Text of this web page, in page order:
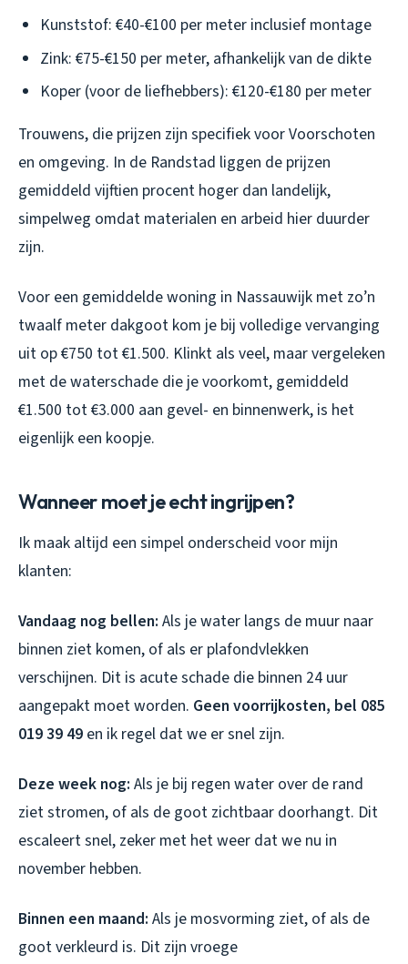
Kunststof: €40-€100 per meter inclusief montage
Zink: €75-€150 per meter, afhankelijk van de dikte
Koper (voor de liefhebbers): €120-€180 per meter
Trouwens, die prijzen zijn specifiek voor Voorschoten
en omgeving. In de Randstad liggen de prijzen
gemiddeld vijftien procent hoger dan landelijk,
simpelweg omdat materialen en arbeid hier duurder
zijn.
Voor een gemiddelde woning in Nassauwijk met zo’n
twaalf meter dakgoot kom je bij volledige vervanging
uit op €750 tot €1.500. Klinkt als veel, maar vergeleken
met de waterschade die je voorkomt, gemiddeld
€1.500 tot €3.000 aan gevel- en binnenwerk, is het
eigenlijk een koopje.
Wanneer moet je echt ingrijpen?
Ik maak altijd een simpel onderscheid voor mijn
klanten:
Vandaag nog bellen: Als je water langs de muur naar
binnen ziet komen, of als er plafondvlekken
verschijnen. Dit is acute schade die binnen 24 uur
aangepakt moet worden. Geen voorrijkosten, bel 085
019 39 49 en ik regel dat we er snel zijn.
Deze week nog: Als je bij regen water over de rand
ziet stromen, of als de goot zichtbaar doorhangt. Dit
escaleert snel, zeker met het weer dat we nu in
november hebben.
Binnen een maand: Als je mosvorming ziet, of als de
goot verkleurd is. Dit zijn vroege